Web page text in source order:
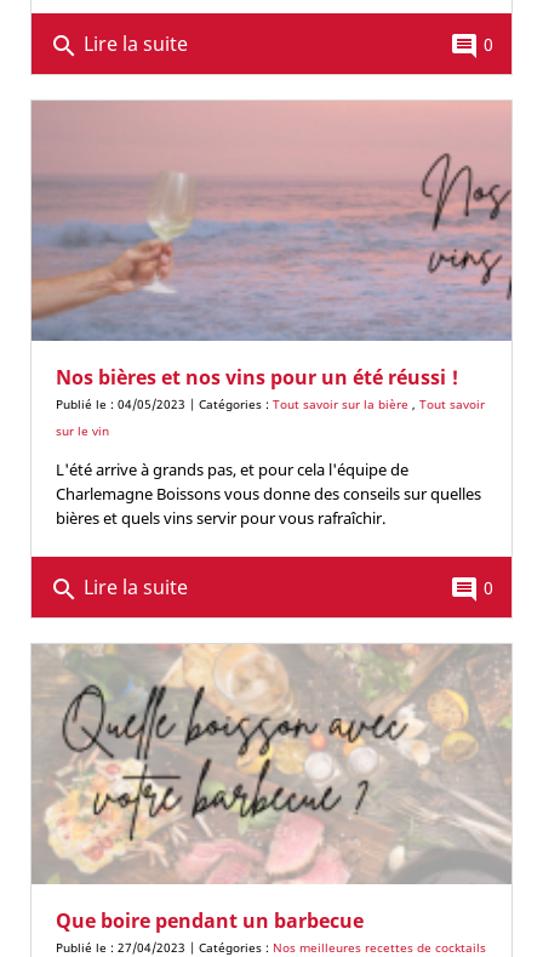
search Lire la suite comment 0
Nos bières et nos vins pour un été réussi !
Publié le : 04/05/2023 | Catégories : Tout savoir sur la bière , Tout savoir
sur le vin
L'été arrive à grands pas, et pour cela l'équipe de
Charlemagne Boissons vous donne des conseils sur quelles
bières et quels vins servir pour vous rafraîchir.
search Lire la suite comment 0
Que boire pendant un barbecue
Publié le : 27/04/2023 | Catégories : Nos meilleures recettes de cocktails